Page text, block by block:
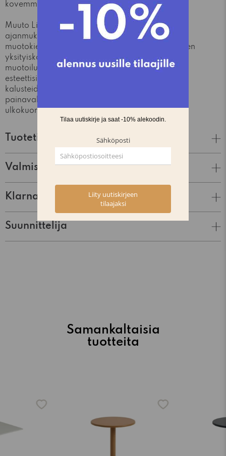
kovemmissakin tuulenpuuskissa.
Muuto Linear -sarja tuo uuden näkökulman
ajanmukaisiin ulkokalusteisiin. Sarjan tuotteiden
muotokieli miellyttää silmää ja erottuu huoliteltujen
yksityiskohtiensa avulla edukseen. Tuotteiden
muotoilu on pidetty puhtaana, jotta ne säilyisivät
esteettisinä mahdollisimman pitkään. Linear
kalusteiden pinnan mattamaalaus luo kovalle ja
painavalle materiaalille pehmeännäköisen
ulkokuoren.
Tuotetiedot
Valmistaja
Klarna Lasku & Tili
Suunnittelija
Samankaltaisia
tuotteita